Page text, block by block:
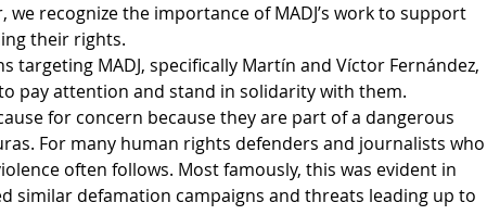
recognize the importance of MADJ’s work to support
their rights.
targeting MADJ, specifically Martín and Víctor Fernández,
pay attention and stand in solidarity with them.
for concern because they are part of a dangerous
For many human rights defenders and journalists who
often follows. Most famously, this was evident in
similar defamation campaigns and threats leading up to